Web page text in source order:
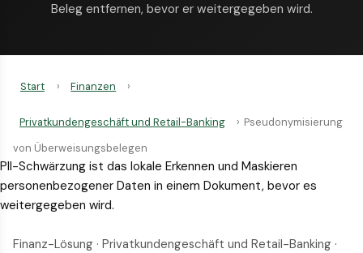
Beleg entfernen, bevor er weitergegeben wird.
Start › Finanzen ›
Privatkundengeschäft und Retail-Banking › Pseudonymisierung
von Überweisungsbelegen
PII-Schwärzung ist das lokale Erkennen und Maskieren
personenbezogener Daten in einem Dokument, bevor es
weitergegeben wird.
Finanz-Lösung · Privatkundengeschäft und Retail-Banking ·